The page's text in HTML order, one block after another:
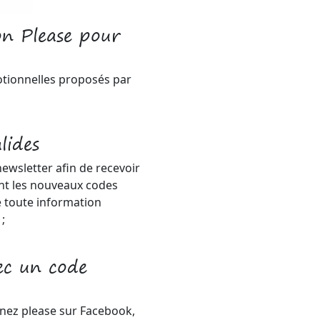
Please pour
proposés par
afin de recevoir
les nouveaux codes
toute information
un code
please sur Facebook,